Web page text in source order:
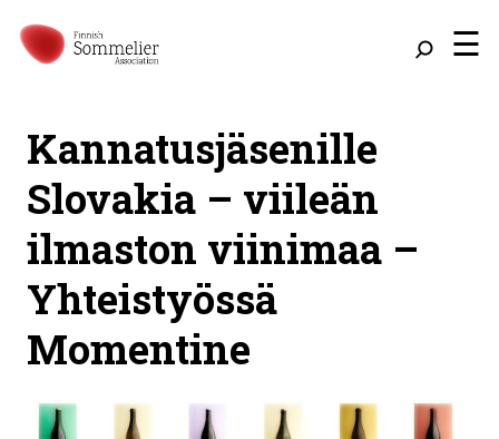
☰
Kannatusjäsenille
Slovakia – viileän
ilmaston viinimaa –
Yhteistyössä
Momentine